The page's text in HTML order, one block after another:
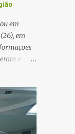
contato
tentou
gerente,
em
em
e
das
Vitte. De
a